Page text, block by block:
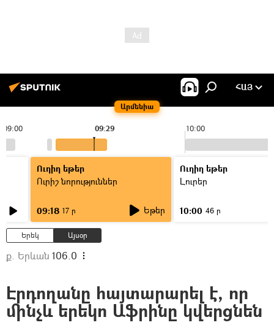
Արմենիա
ՀԱՅ
09:00 10:00
09:29
Ուղիղ եթեր
Ուրիշ նորություններ
09:18 17 ր Եթեր
Ուղիղ եթեր
Լուրեր
10:00 46 ր
Երեկ Այսօր
ք. Երևան 106.0
Էրդողանը հայտարարել է, որ
մինչև երեկո Աֆրինը կվերցնեն